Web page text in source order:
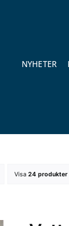
NYHETER
Visa24 produkter